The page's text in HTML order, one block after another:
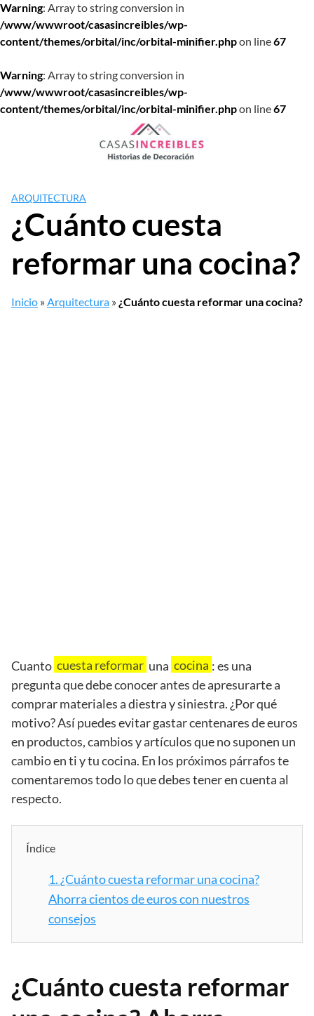
Warning: Array to string conversion in
/www/wwwroot/casasincreibles/wp-
content/themes/orbital/inc/orbital-minifier.phpon line67
Warning: Array to string conversion in
/www/wwwroot/casasincreibles/wp-
content/themes/orbital/inc/orbital-minifier.phpon line67
ARQUITECTURA
¿Cuánto cuesta
reformar una cocina?
Inicio »Arquitectura » ¿Cuánto cuesta reformar una cocina?
Cuanto cuesta reformar una cocina : es una
pregunta que debe conocer antes de apresurarte a
comprar materiales a diestra y siniestra. ¿Por qué
motivo? Así puedes evitar gastar centenares de euros
en productos, cambios y artículos que no suponen un
cambio en ti y tu cocina. En los próximos párrafos te
comentaremos todo lo que debes tener en cuenta al
respecto.
Índice
1. ¿Cuánto cuesta reformar una cocina?
Ahorra cientos de euros con nuestros
consejos
¿Cuánto cuesta reformar